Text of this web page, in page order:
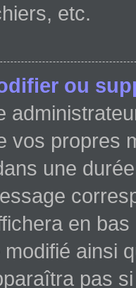
etc.
ou
vos propres
une
en
modifié ainsi
pas